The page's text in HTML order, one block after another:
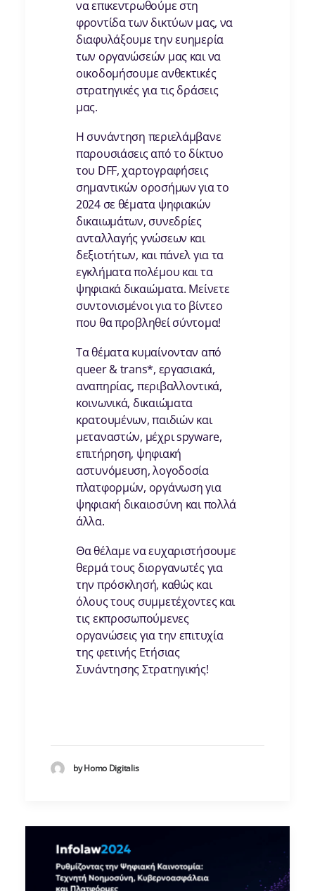
να επικεντρωθούμε στη
φροντίδα των δικτύων μας, να
διαφυλάξουμε την ευημερία
των οργανώσεών μας και να
οικοδομήσουμε ανθεκτικές
στρατηγικές για τις δράσεις
μας.
Η συνάντηση περιελάμβανε
παρουσιάσεις από το δίκτυο
του DFF, χαρτογραφήσεις
σημαντικών οροσήμων για το
2024 σε θέματα ψηφιακών
δικαιωμάτων, συνεδρίες
ανταλλαγής γνώσεων και
δεξιοτήτων, και πάνελ για τα
εγκλήματα πολέμου και τα
ψηφιακά δικαιώματα. Μείνετε
συντονισμένοι για το βίντεο
που θα προβληθεί σύντομα!
Τα θέματα κυμαίνονταν από
queer & trans*, εργασιακά,
αναπηρίας, περιβαλλοντικά,
κοινωνικά, δικαιώματα
κρατουμένων, παιδιών και
μεταναστών, μέχρι spyware,
επιτήρηση, ψηφιακή
αστυνόμευση, λογοδοσία
πλατφορμών, οργάνωση για
ψηφιακή δικαιοσύνη και πολλά
άλλα.
Θα θέλαμε να ευχαριστήσουμε
θερμά τους διοργανωτές για
την πρόσκλησή, καθώς και
όλους τους συμμετέχοντες και
τις εκπροσωπούμενες
οργανώσεις για την επιτυχία
της φετινής Ετήσιας
Συνάντησης Στρατηγικής!
by Homo Digitalis